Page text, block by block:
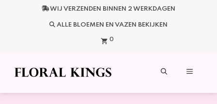
WIJ VERZENDEN BINNEN 2 WERKDAGEN
ALLE BLOEMEN EN VAZEN BEKIJKEN
0
Menu